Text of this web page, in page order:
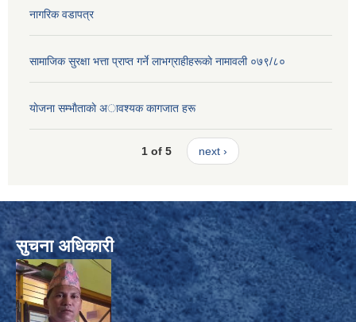
नागरिक वडापत्र
सामाजिक सुरक्षा भत्ता प्राप्त गर्ने लाभग्राहीहरूकाे नामावली ०७९/८०
याेजना सम्भाैताकाे अावश्यक कागजात हरू
1 of 5 next ›
सुचना अधिकारी